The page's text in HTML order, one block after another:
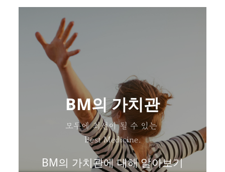
BM의 가치관
모두에 최선이 될 수 있는
Best Medicine.
BM의 가치관에 대해 알아보기